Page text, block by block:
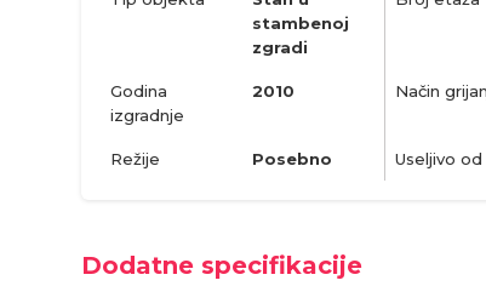
stambenoj
zgradi
Godina
izgradnje
2010 Način
Režije Posebno Useljivo od
Dodatne specifikacije